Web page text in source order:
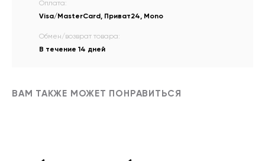
Оплата:
Visa/MasterCard, Приват24, Mono
Обмен/возврат товара:
В течение 14 дней
ВАМ ТАКЖЕ МОЖЕТ ПОНРАВИТЬСЯ